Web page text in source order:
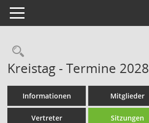
Toggle navigation
Rechercheauswahl
Kreistag - Termine 2028
Informationen Mitglieder
Vertreter Sitzungen